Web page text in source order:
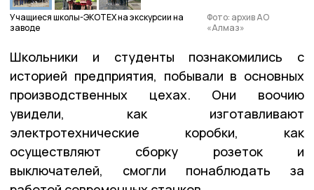
Учащиеся школы-ЭКОТЕХ на экскурсии на
заводе
Фото: архив АО
«Алмаз»
Школьники и студенты познакомились с
историей предприятия, побывали в основных
производственных цехах. Они воочию
увидели, как изготавливают
электротехнические коробки, как
осуществляют сборку розеток и
выключателей, смогли понаблюдать за